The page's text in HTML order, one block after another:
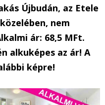
Újbudán, az Etele
nem
ár: 68,5 MFt.
alkuképes az ár! A
képre!